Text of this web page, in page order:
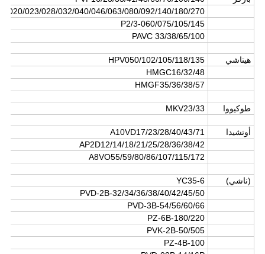
020/023/028/032/040/046/063/080/092/140/180/270
P2/3-060/075/105/145
PAVC 33/38/65/100
هيتاشي
HPV050/102/105/118/135
HMGC16/32/48
HMGF35/36/38/57
طوكيووا MKV23/33
أوتشيدا
A10VD17/23/28/40/43/71
AP2D12/14/18/21/25/28/36/38/42
A8VO55/59/80/86/107/115/172
(ناشي)
YC35-6
PVD-2B-32/34/36/38/40/42/45/50
PVD-3B-54/56/60/66
PZ-6B-180/220
PVK-2B-50/505
PZ-4B-100